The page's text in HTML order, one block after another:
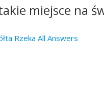
miejsce na
Rzeka All Answers